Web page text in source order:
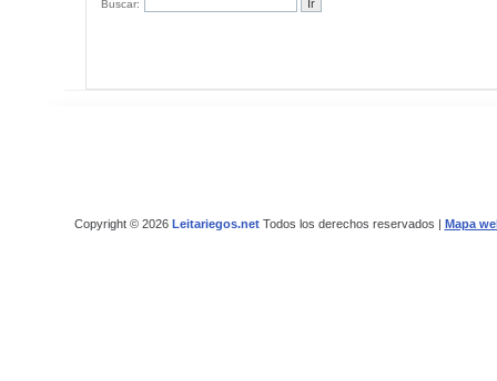
Buscar:
Copyright © 2026 Leitariegos.netTodos los derechos reservados | Mapa